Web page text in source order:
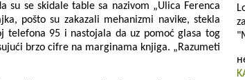
su se skidale table sa nazivom „Ulica Ferenca
pošto su zakazali mehanizmi navike, stekla
telefona 95 i nastojala da uz pomoć glasa tog
brzo cifre na marginama knjiga. „Razumeti